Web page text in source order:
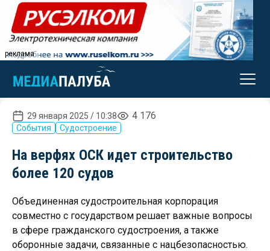
реклама
29 января 2025 / 10:38 4 176
События Судостроение
На верфях ОСК идет строительство
более 120 судов
Объединенная судостроительная корпорация
совместно с государством решает важные вопросы
в сфере гражданского судостроения, а также
оборонные задачи, связанные с нацбезопасностью.